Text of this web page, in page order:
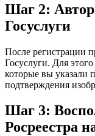
Шаг 2:
Госуслуги
После регистрации
Госуслуги. Для
которые вы указали
подтверждения
Шаг 3:
Росреестра